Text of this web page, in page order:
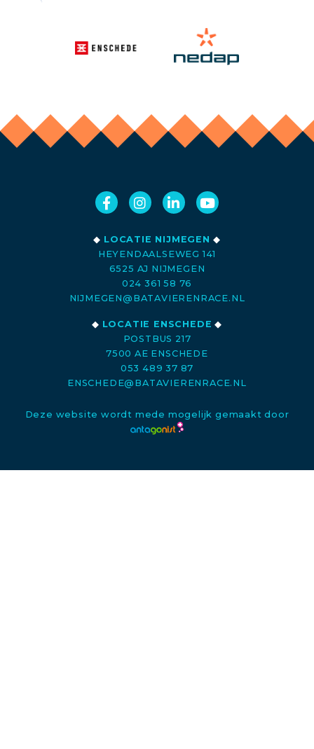
◆ LOCATIE NIJMEGEN ◆
HEYENDAALSEWEG 141
6525 AJ NIJMEGEN
024 361 58 76
NIJMEGEN@BATAVIERENRACE.NL
◆ LOCATIE ENSCHEDE ◆
POSTBUS 217
7500 AE ENSCHEDE
053 489 37 87
ENSCHEDE@BATAVIERENRACE.NL
Deze website wordt mede mogelijk gemaakt door